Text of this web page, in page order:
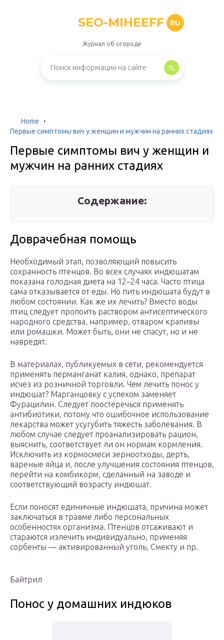
SEO-MIHEEFF RU
Журнал об огороде
Home
Первые симптомы вич у женщин и мужчин на ранних стадиях
Первые симптомы вич у женщин и
мужчин на ранних стадиях
Содержание:
Доврачебная помощь
Необходимый этап, позволяющий повысить
сохранность птенцов. Во всех случаях индюшатам
показана голодная диета на 12–24 часа. Часто птица
сама отказывается от еды. Но пить индюшата будут в
любом состоянии. Как же их лечить? Вместо воды
птиц следует пропоить раствором антисептического
народного средства, например, отваром крапивы
или ромашки. Может быть, они не спасут, но и не
навредят.
В материалах, публикуемых в сети, рекомендуется
применять перманганат калия, однако, препарат
исчез из розничной торговли. Чем лечить понос у
индюшат? Марганцовку с успехом заменяет
Фурацилин. Следует поостеречься применять
антибиотики, потому что ошибочное использование
лекарства может усугубить тяжесть заболевания. В
любом случае следует проанализировать рацион,
выяснить, соответствует ли он нормам кормления.
Исключить из кормосмеси зерноотходы, дерть,
вареные яйца и, после улучшения состояния птенцов,
перейти на комбикорм, сделанный на заводе и
соответствующий возрасту индюшат.
Если поносят единичные индюшата, причина может
заключаться в травме либо персональных
особенностях организма. Птенцов отсаживают и
стараются излечить индивидуально, применяя
сорбенты — активированный уголь, Смекту и пр.
Байтрил
Понос у домашних индюков